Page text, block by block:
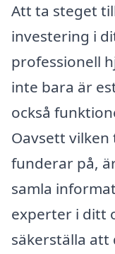
Att ta steget
investering i
professionell
inte bara är
också
Oavsett
funderar på,
samla
experter i ditt
säkerställa